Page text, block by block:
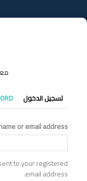
إلى
المحتوى
التبويبات
الأساسية
تسجيل الدخول
or email address
to your registered
email address.